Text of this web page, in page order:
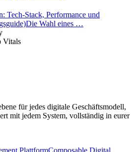
Tech-Stack, Performance und
Wahl eines …
Vitals
für jedes digitale Geschäftsmodell,
mit jedem System, vollständig in eurer
PlattformComposable Digital